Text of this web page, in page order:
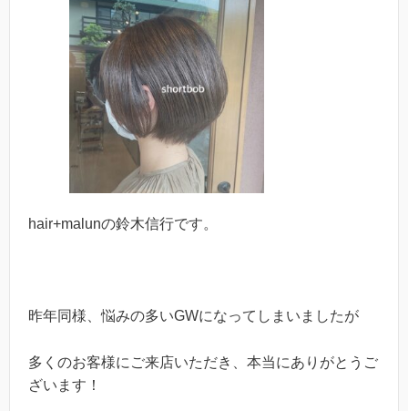
hair+malunの鈴木信行です。
昨年同様、悩みの多いGWになってしまいましたが
多くのお客様にご来店いただき、本当にありがとうご
ざいます！